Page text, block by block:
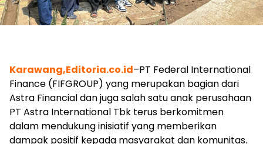
Karawang,Editoria.co.id–PT Federal International
Finance (FIFGROUP) yang merupakan bagian dari
Astra Financial dan juga salah satu anak perusahaan
PT Astra International Tbk terus berkomitmen
dalam mendukung inisiatif yang memberikan
dampak positif kepada masyarakat dan komunitas.